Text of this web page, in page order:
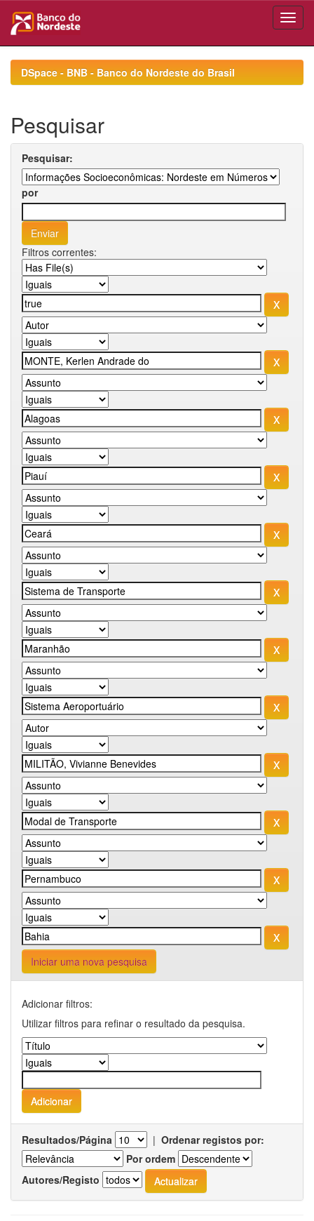
navigationDSpace - BNB - Banco do Nordeste do Brasil
Pesquisar
Pesquisar:
por
Filtros correntes:
Iniciar uma nova pesquisa
Adicionar filtros:
Utilizar filtros para refinar o resultado da pesquisa.
Resultados/Página | Ordenar registos por:
Por ordem
Autores/Registo